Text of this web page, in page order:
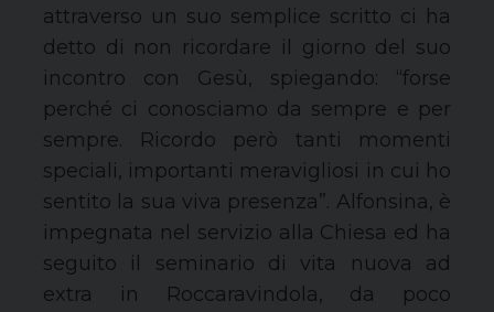
attraverso un suo semplice scritto ci ha
detto di non ricordare il giorno del suo
incontro con Gesù, spiegando: “forse
perché ci conosciamo da sempre e per
sempre. Ricordo però tanti momenti
speciali, importanti meravigliosi in cui ho
sentito la sua viva presenza”. Alfonsina, è
impegnata nel servizio alla Chiesa ed ha
seguito il seminario di vita nuova ad
extra in Roccaravindola, da poco